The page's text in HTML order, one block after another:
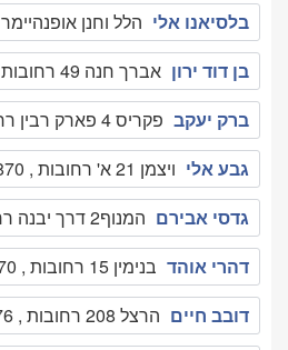
בלסיאנו אלי הלל וחנן אופנהיימר 7 רחובות , 089461460
בן דוד ירון אברך חנה 49 רחובות , 089362323
ברק יעקב פקריס 4 פארק רבין רחובות , 089473245
גבע אלי ויצמן 21 א' רחובות , 089474870
גדסי אבירם המנוף2 דרך יבנה רחובות , 089363377
דהרי אוהד בנימין 15 רחובות , 089492370
דובב חיים הרצל 208 רחובות , 089475276